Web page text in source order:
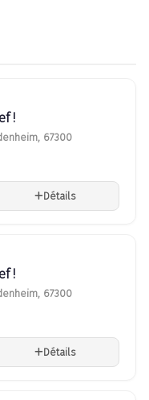
!
67300
Détails
!
67300
Détails